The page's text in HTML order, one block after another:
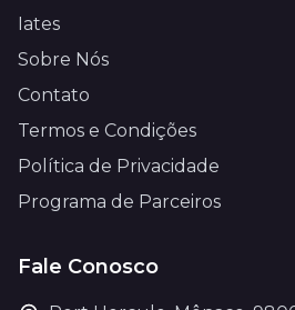
Iates
Sobre Nós
Contato
Termos e Condições
Política de Privacidade
Programa de Parceiros
Fale Conosco